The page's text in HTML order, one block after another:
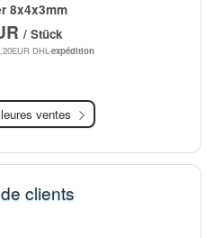
8x4x3mm
/ Stück
DHL-expédition
ventes
clients